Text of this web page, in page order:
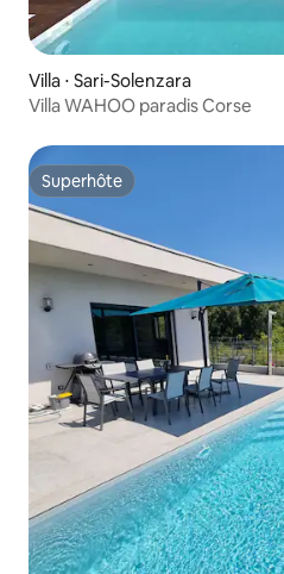
Villa ⋅ Sari-Solenzara
Villa WAHOO paradis Corse
Superhôte
Superhôte